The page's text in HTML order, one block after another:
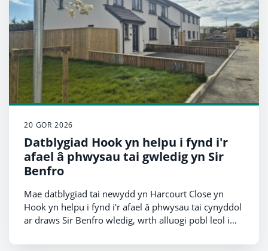
20 GOR 2026
Datblygiad Hook yn helpu i fynd i'r
afael â phwysau tai gwledig yn Sir
Benfro
Mae datblygiad tai newydd yn Harcourt Close yn
Hook yn helpu i fynd i'r afael â phwysau tai cynyddol
ar draws Sir Benfro wledig, wrth alluogi pobl leol i
gwerthfawrogi.